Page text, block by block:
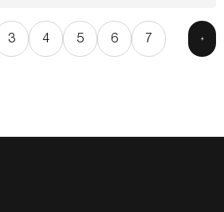
3 4 5 6 7